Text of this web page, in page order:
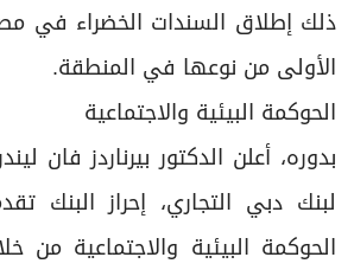
الأولى من نوعها في المنطقة.
الحوكمة البيئية والاجتماعية
بدوره، أعلن الدكتور بيرناردز فان
لبنك دبي التجاري، إحراز البنك
الحوكمة البيئية والاجتماعية من